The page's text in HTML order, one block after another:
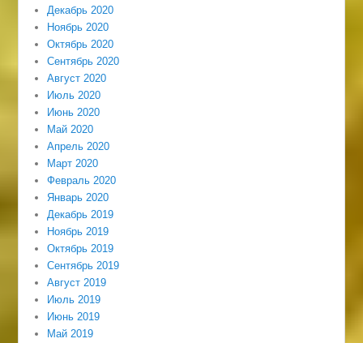
Декабрь 2020
Ноябрь 2020
Октябрь 2020
Сентябрь 2020
Август 2020
Июль 2020
Июнь 2020
Май 2020
Апрель 2020
Март 2020
Февраль 2020
Январь 2020
Декабрь 2019
Ноябрь 2019
Октябрь 2019
Сентябрь 2019
Август 2019
Июль 2019
Июнь 2019
Май 2019